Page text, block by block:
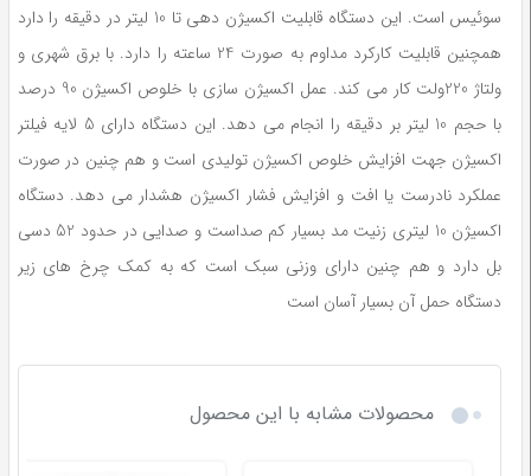
سوئیس است. این دستگاه قابلیت اکسیژن دهی تا 10 لیتر در دقیقه را دارد
همچنین قابلیت کارکرد مداوم به صورت 24 ساعته را دارد. با برق شهری و
ولتاژ 220ولت کار می کند. عمل اکسیژن سازی با خلوص اکسیژن 90 درصد
با حجم 10 لیتر بر دقیقه را انجام می دهد. این دستگاه دارای 5 لایه فیلتر
اکسیژن جهت افزایش خلوص اکسیژن تولیدی است و هم چنین در صورت
عملکرد نادرست یا افت و افزایش فشار اکسیژن هشدار می دهد. دستگاه
اکسیژن 10 لیتری زنیت مد بسیار کم صداست و صدایی در حدود 52 دسی
بل دارد و هم چنین دارای وزنی سبک است که به کمک چرخ های زیر
دستگاه حمل آن بسیار آسان است
محصولات مشابه با این محصول